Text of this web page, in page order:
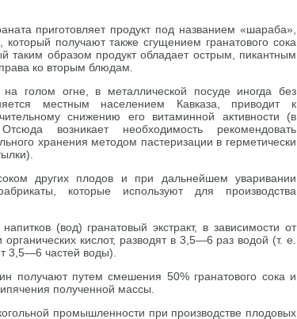
приготовляет продукт под названием «шараба»,
получают также сгущением гранатового сока
таким образом продукт обладает острым, пикантным
ко вторым блюдам.
голом огне, в металлической посуде иногда без
местным населением Кавказа, приводит к
снижению его витаминной активности (в
возникает необходимость рекомендовать
хранения методом пастеризации в герметически
других плодов и при дальнейшем уваривании
которые используют для производства
(вод) гранатовый экстракт, в зависимости от
кислот, разводят в 3,5—6 раз водой (т. е.
3,5—6 частей воды).
получают путем смешения 50% гранатового сока и
полученной массы.
промышленности при производстве плодовых